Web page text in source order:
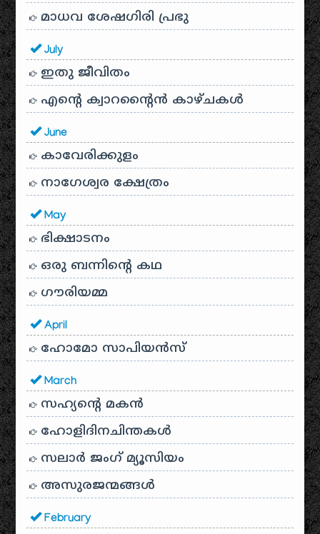
മാധവ ശേഷഗിരി പ്രഭു
July
ഇതു ജീവിതം
എന്റെ ക്വാറന്റൈൻ കാഴ്ചകൾ
June
കാവേരിക്കുളം
നാഗേശ്വര ക്ഷേത്രം
May
ഭിക്ഷാടനം
ഒരു ബന്നിന്റെ കഥ
ഗൗരിയമ്മ
April
ഹോമോ സാപിയൻസ്
March
സഹ്യന്റെ മകൻ
ഹോളിദിനചിന്തകൾ
സലാർ ജംഗ് മ്യൂസിയം
അസുരജന്മങ്ങൾ
February